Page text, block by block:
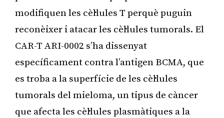
modifiquen les cèl·lules T perquè puguin
reconèixer i atacar les cèl·lules tumorals. El
CAR-T ARI-0002 s’ha dissenyat
específicament contra l’antigen BCMA, que
es troba a la superfície de les cèl·lules
tumorals del mieloma, un tipus de càncer
que afecta les cèl·lules plasmàtiques a la